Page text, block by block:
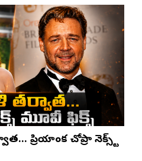
ప్రియాంక చోప్రా నెక్స్ట్